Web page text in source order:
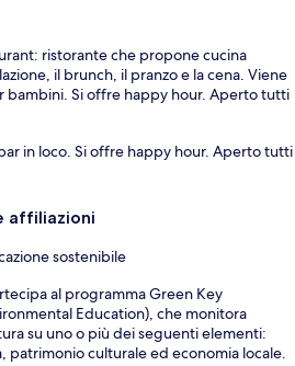
ristorante che propone cucina
il brunch, il pranzo e la cena. Viene
bambini. Si offre happy hour. Aperto tutti
in loco. Si offre happy hour. Aperto tutti
affiliazioni
sostenibile
al programma Green Key
Education), che monitora
su uno o più dei seguenti elementi:
patrimonio culturale ed economia locale.